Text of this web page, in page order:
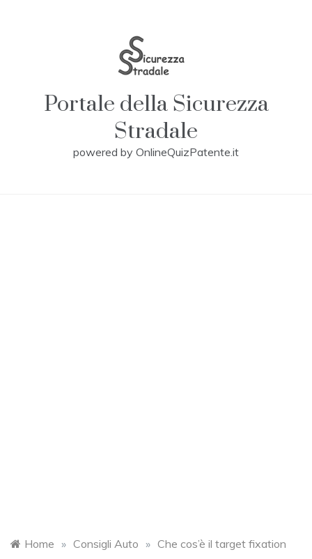
Portale della Sicurezza
Stradale
powered by OnlineQuizPatente.it
Home » Consigli Auto » Che cos’è il target fixation